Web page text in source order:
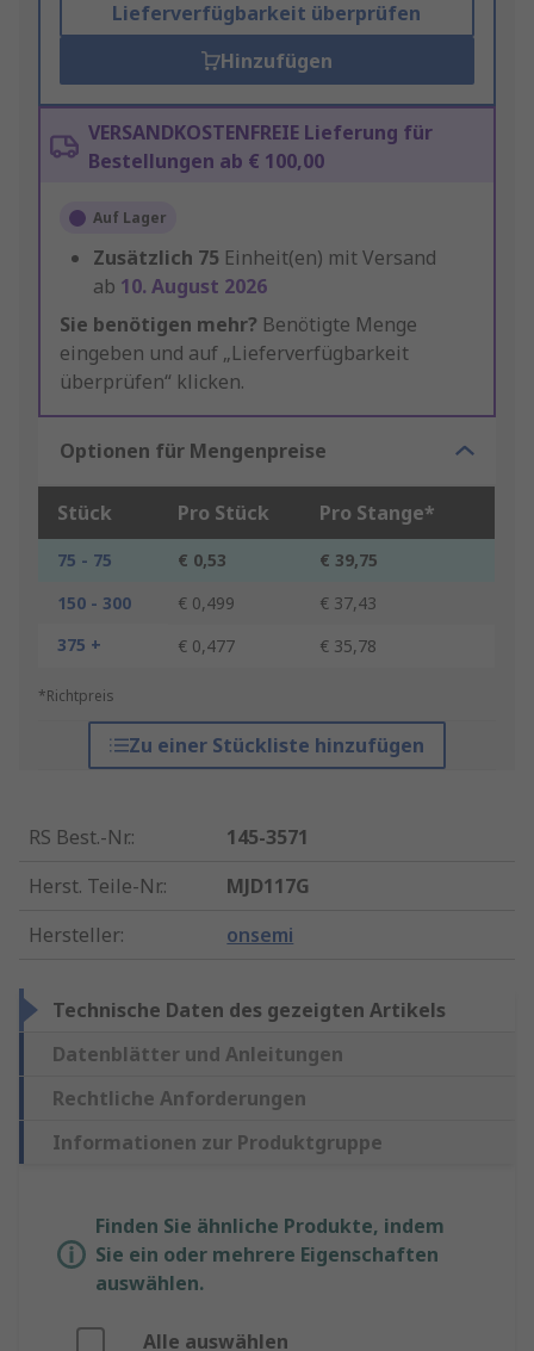
Lieferverfügbarkeit überprüfen
Hinzufügen
VERSANDKOSTENFREIE Lieferung für
Bestellungen ab € 100,00
Auf Lager
Zusätzlich 75 Einheit(en) mit Versand
ab 10. August 2026
Sie benötigen mehr? Benötigte Menge
eingeben und auf „Lieferverfügbarkeit
überprüfen“ klicken.
Optionen für Mengenpreise
Stück Pro Stück Pro Stange*
75 - 75 € 0,53
€ 39,75
150 - 300
€ 0,499
€ 37,43
375 +
€ 0,477 € 35,78
*Richtpreis
Zu einer Stückliste hinzufügen
RS Best.-Nr.:
145-3571
Herst. Teile-Nr.:
MJD117G
Hersteller: onsemi
Technische Daten des gezeigten Artikels
Datenblätter und Anleitungen
Rechtliche Anforderungen
Informationen zur Produktgruppe
Finden Sie ähnliche Produkte, indem
Sie ein oder mehrere Eigenschaften
auswählen.
Alle auswählen